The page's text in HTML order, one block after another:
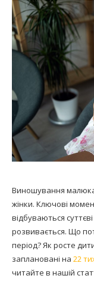
Виношування малюка
жінки. Ключові
відбуваються
розвивається. Що
період? Як росте
заплановані на 22
читайте в нашій